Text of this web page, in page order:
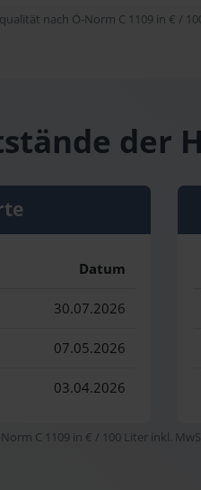
nach Ö-Norm C 1109 in € /
der
Datum
30.07.2026
07.05.2026
03.04.2026
C 1109 in € / 100 Liter inkl.